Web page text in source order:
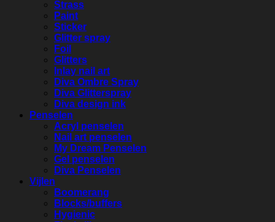
Strass
Paint
Sticker
Glitter spray
Foil
Glitters
Inlay nail art
Diva Ombre Spray
Diva Glitterspray
Diva design ink
Penselen
Acryl penselen
Nail art penselen
My Dream Penselen
Gel penselen
Diva Penselen
Vijlen
Boomerang
Blocks/buffers
Hygienic